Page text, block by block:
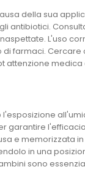
della sua
antibiotici.
L'uso
farmaci.
attenzione
garantire
e memorizzata
in una
sono